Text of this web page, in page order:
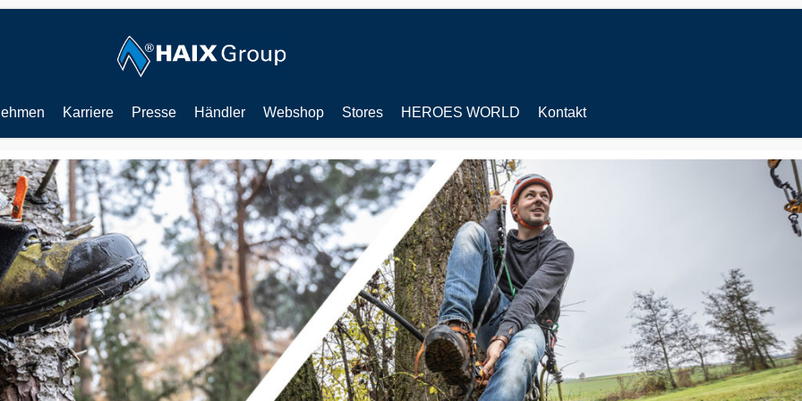
Karriere Presse Händler Webshop Stores HEROES WORLD Kontakt